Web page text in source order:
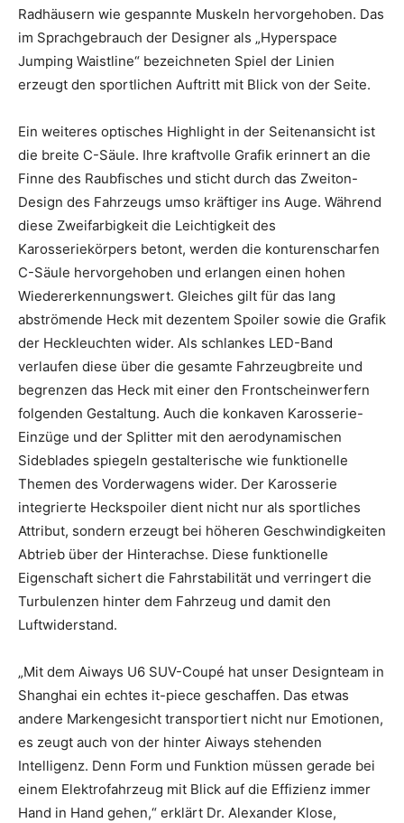
Radhäusern wie gespannte Muskeln hervorgehoben. Das
im Sprachgebrauch der Designer als „Hyperspace
Jumping Waistline“ bezeichneten Spiel der Linien
erzeugt den sportlichen Auftritt mit Blick von der Seite.
Ein weiteres optisches Highlight in der Seitenansicht ist
die breite C-Säule. Ihre kraftvolle Grafik erinnert an die
Finne des Raubfisches und sticht durch das Zweiton-
Design des Fahrzeugs umso kräftiger ins Auge. Während
diese Zweifarbigkeit die Leichtigkeit des
Karosseriekörpers betont, werden die konturenscharfen
C-Säule hervorgehoben und erlangen einen hohen
Wiedererkennungswert. Gleiches gilt für das lang
abströmende Heck mit dezentem Spoiler sowie die Grafik
der Heckleuchten wider. Als schlankes LED-Band
verlaufen diese über die gesamte Fahrzeugbreite und
begrenzen das Heck mit einer den Frontscheinwerfern
folgenden Gestaltung. Auch die konkaven Karosserie-
Einzüge und der Splitter mit den aerodynamischen
Sideblades spiegeln gestalterische wie funktionelle
Themen des Vorderwagens wider. Der Karosserie
integrierte Heckspoiler dient nicht nur als sportliches
Attribut, sondern erzeugt bei höheren Geschwindigkeiten
Abtrieb über der Hinterachse. Diese funktionelle
Eigenschaft sichert die Fahrstabilität und verringert die
Turbulenzen hinter dem Fahrzeug und damit den
Luftwiderstand.
„Mit dem Aiways U6 SUV-Coupé hat unser Designteam in
Shanghai ein echtes it-piece geschaffen. Das etwas
andere Markengesicht transportiert nicht nur Emotionen,
es zeugt auch von der hinter Aiways stehenden
Intelligenz. Denn Form und Funktion müssen gerade bei
einem Elektrofahrzeug mit Blick auf die Effizienz immer
Hand in Hand gehen,“ erklärt Dr. Alexander Klose,